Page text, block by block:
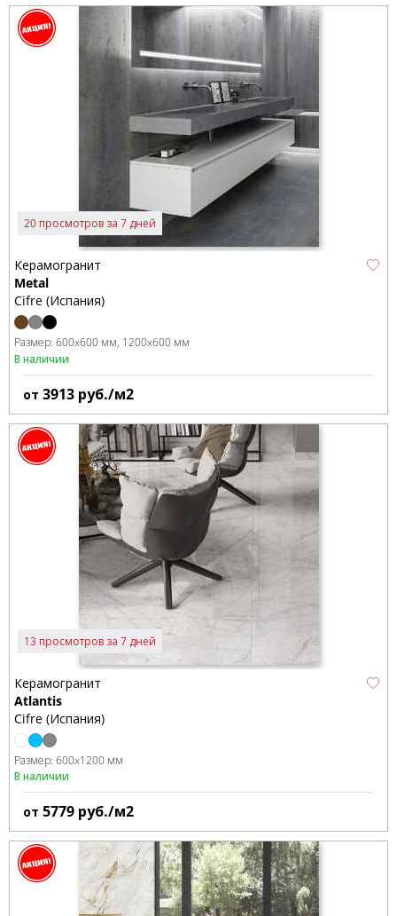
20 просмотров за 7 дней
Керамогранит
Metal
Cifre (Испания)
Размер: 600x600 мм 1200x600 мм
В наличии
от 3913 руб./м2
13 просмотров за 7 дней
Керамогранит
Atlantis
Cifre (Испания)
Размер: 600x1200 мм
В наличии
от 5779 руб./м2